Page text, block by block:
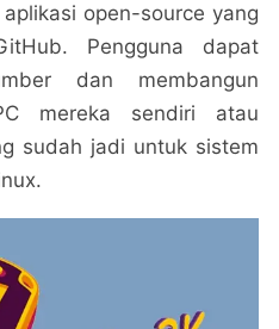
open-source yang
Pengguna dapat
dan membangun
mereka sendiri atau
sudah jadi untuk sistem